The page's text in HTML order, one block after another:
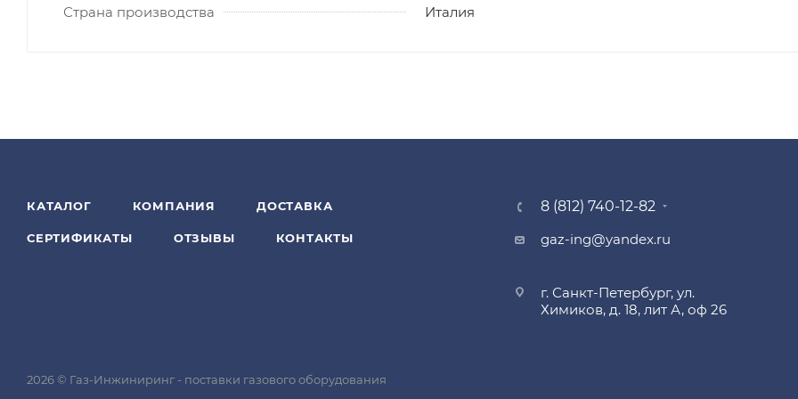
Страна производства
Италия
КАТАЛОГ КОМПАНИЯ ДОСТАВКА
СЕРТИФИКАТЫ ОТЗЫВЫ КОНТАКТЫ
8 (812) 740-12-82
gaz-ing@yandex.ru
г. Санкт-Петербург, ул.
Химиков, д. 18, лит А, оф 26
2026 © Газ-Инжиниринг - поставки газового оборудования